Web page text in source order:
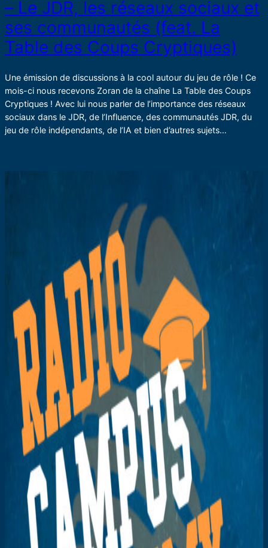
– Le JDR, les réseaux sociaux et
ses communautés (feat. La
Table des Coups Cryptiques)
Une émission de discussions à la cool autour du jeu de rôle ! Ce
mois-ci nous recevons Zoran de la chaîne La Table des Coups
Cryptiques ! Avec lui nous parler de l’importance des réseaux
sociaux dans le JDR, de l’Influence, des communautés JDR, du
jeu de rôle indépendants, de l’IA et bien d’autres sujets…